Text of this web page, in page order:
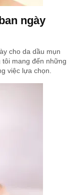
ngày
cho da dầu mụn
mang đến những
việc lựa chọn.